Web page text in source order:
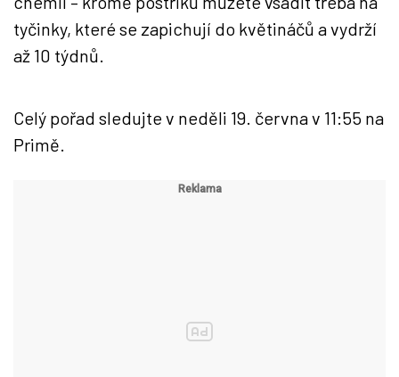
tyčinky, které se zapichují do květináčů a vydrží
až 10 týdnů.
Celý pořad sledujte v neděli 19. června v 11:55 na
Primě.